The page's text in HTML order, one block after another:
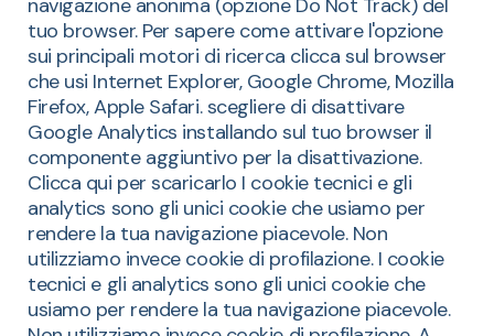
navigazione anonima (opzione Do Not Track) del
tuo browser. Per sapere come attivare l'opzione
sui principali motori di ricerca clicca sul browser
che usi Internet Explorer, Google Chrome, Mozilla
Firefox, Apple Safari. scegliere di disattivare
Google Analytics installando sul tuo browser il
componente aggiuntivo per la disattivazione.
Clicca qui per scaricarlo I cookie tecnici e gli
analytics sono gli unici cookie che usiamo per
rendere la tua navigazione piacevole. Non
utilizziamo invece cookie di profilazione. I cookie
tecnici e gli analytics sono gli unici cookie che
usiamo per rendere la tua navigazione piacevole.